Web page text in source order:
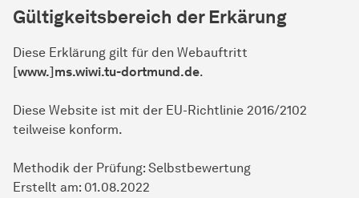
Gültigkeitsbereich der Erkärung
Diese Erklärung gilt für den Webauftritt
[www.]ms.wiwi.tu-dortmund.de.
Diese Website ist mit der EU-Richtlinie 2016/2102
teilweise konform.
Methodik der Prüfung: Selbstbewertung
Erstellt am: 01.08.2022